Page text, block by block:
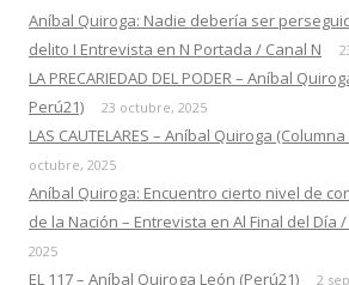
Aníbal Quiroga: Nadie debería ser
delito I Entrevista en N Portada / Canal N
LA PRECARIEDAD DEL PODER – Aníbal
Perú21)
23 octubre, 2025
LAS CAUTELARES – Aníbal Quiroga
octubre, 2025
Aníbal Quiroga: Encuentro cierto nivel de
de la Nación – Entrevista en Al Final del Día /
2025
EL 117 – Aníbal Quiroga León (Perú21) 2